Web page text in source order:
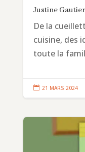
Justine
De la
cuisine, des
toute la
 21 MARS 2024